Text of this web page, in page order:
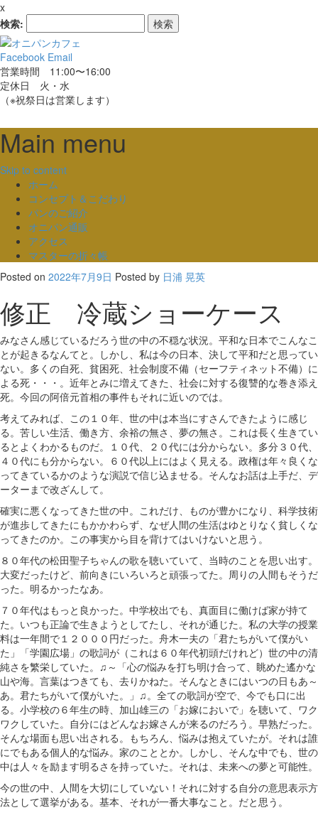
x
検索:
Facebook Email
営業時間 11:00〜16:00
定休日 火・水
（※祝祭日は営業します）
Main menu
Skip to content
ホーム
コンセプト＆こだわり
パンのご紹介
オニパン通販
アクセス
マスターの折々帳
Posted on 2022年7月9日 Posted by 日浦 晃英
修正 冷蔵ショーケース
みなさん感じているだろう世の中の不穏な状況。平和な日本でこんなこ
とが起きるなんてと。しかし、私は今の日本、決して平和だと思ってい
ない。多くの自死、貧困死、社会制度不備（セーフティネット不備）に
よる死・・・。近年とみに増えてきた、社会に対する復讐的な巻き添え
死。今回の阿倍元首相の事件もそれに近いのでは。
考えてみれば、この１０年、世の中は本当にすさんできたように感じ
る。苦しい生活、働き方、余裕の無さ、夢の無さ。これは長く生きてい
るとよくわかるものだ。１０代、２０代には分からない。多分３０代、
４０代にも分からない。６０代以上にはよく見える。政権は年々良くな
ってきているかのような演説で信じ込ませる。そんなお話は上手だ、デ
ーターまで改ざんして。
確実に悪くなってきた世の中。これだけ、ものが豊かになり、科学技術
が進歩してきたにもかかわらず、なぜ人間の生活はゆとりなく貧しくな
ってきたのか。この事実から目を背けてはいけないと思う。
８０年代の松田聖子ちゃんの歌を聴いていて、当時のことを思い出す。
大変だったけど、前向きにいろいろと頑張ってた。周りの人間もそうだ
った。明るかったなあ。
７０年代はもっと良かった。中学校出でも、真面目に働けば家が持て
た。いつも正論で生きようとしてたし、それが通じた。私の大学の授業
料は一年間で１２０００円だった。舟木一夫の「君たちがいて僕がい
た」「学園広場」の歌詞が（これは６０年代初頭だけれど）世の中の清
純さを繁栄していた。♫～「心の悩みを打ち明け合って、眺めた遙かな
山や海。言葉はつきても、去りかねた。そんなときにはいつの日もあ～
あ。君たちがいて僕がいた。」♫。全ての歌詞が空で、今でも口に出
る。小学校の６年生の時、加山雄三の「お嫁においで」を聴いて、ワク
ワクしていた。自分にはどんなお嫁さんが来るのだろう。早熟だった。
そんな場面も思い出される。もちろん、悩みは抱えていたが。それは誰
にでもある個人的な悩み。家のこととか。しかし、そんな中でも、世の
中は人々を励ます明るさを持っていた。それは、未来への夢と可能性。
今の世の中、人間を大切にしていない！それに対する自分の意思表示方
法として選挙がある。基本、それが一番大事なこと。だと思う。